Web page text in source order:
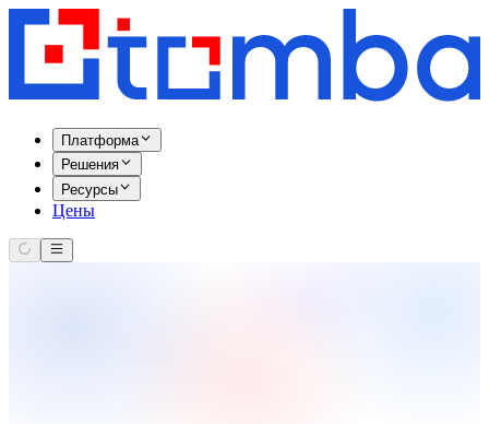
Платформа
Решения
Ресурсы
Цены